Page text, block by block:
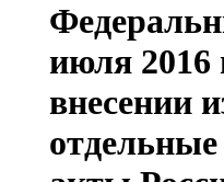
июля
внесении